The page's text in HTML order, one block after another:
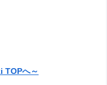
TOPへ～